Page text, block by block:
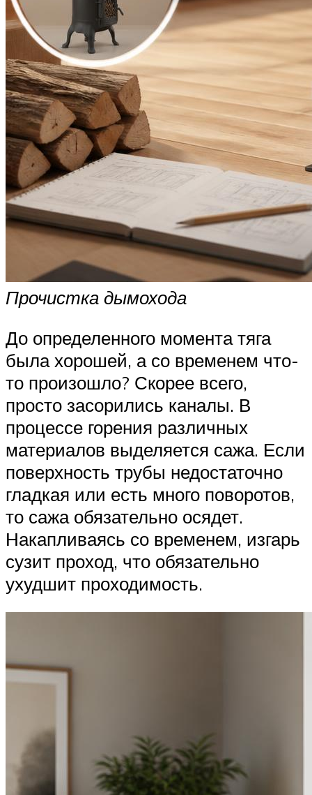
Прочистка дымохода
До определенного момента тяга
была хорошей, а со временем что-
то произошло? Скорее всего,
просто засорились каналы. В
процессе горения различных
материалов выделяется сажа. Если
поверхность трубы недостаточно
гладкая или есть много поворотов,
то сажа обязательно осядет.
Накапливаясь со временем, изгарь
сузит проход, что обязательно
ухудшит проходимость.